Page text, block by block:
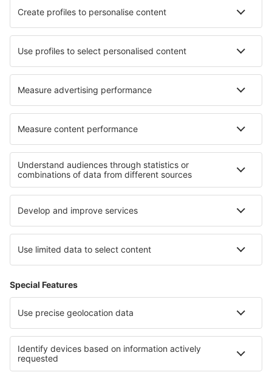
Hoteluri în Santa Maria di Sala Hoteluri în Aston Rowant
Hoteluri în Roncade Hoteluri în Bolton-Est
Cele mai bune hoteluri - regiuni
Hoteluri in Insulele Canare Hoteluri in Lanzarote
Hoteluri in Castilia și León Hoteluri in Costa Blanca
Hoteluri în Costa Verde
Hoteluri în Cesar Hoteluri în Wildschoenau